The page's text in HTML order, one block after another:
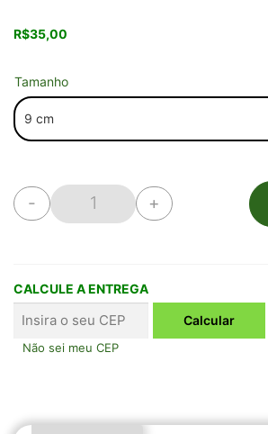
R$35,00
Tamanho
Cattleya schilleriana semi
- +
CALCULE A ENTREGA
Não sei meu CEP